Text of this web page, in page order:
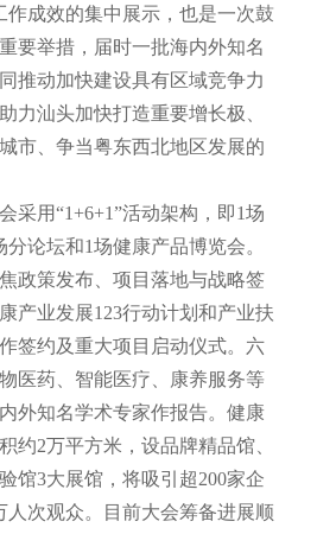
作成效的集中展示，也是一次鼓
要举措，届时一批海内外知名
推动加快建设具有区域竞争力
力汕头加快打造重要增长极、
市、争当粤东西北地区发展的
用“1+6+1”活动架构，即1场
论坛和1场健康产品博览会。
政策发布、项目落地与战略签
产业发展123行动计划和产业扶
签约及重大项目启动仪式。六
医药、智能医疗、康养服务等
外知名学术专家作报告。健康
约2万平方米，设品牌精品馆、
馆3大展馆，将吸引超200家企
人次观众。目前大会筹备进展顺